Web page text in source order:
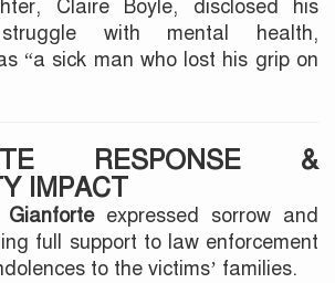
Claire Boyle, disclosed his
struggle with mental health,
“a sick man who lost his grip on
RESPONSE &
IMPACT
Gianforteexpressed sorrow and
full support to law enforcement
to the victims’ families.